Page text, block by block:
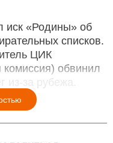
иск «Родины» об
списков.
ЦИК
комиссия) обвинил
за рубежа.